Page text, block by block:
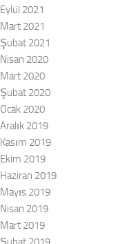
Eylül 2021
Mart 2021
Şubat 2021
Nisan 2020
Mart 2020
Şubat 2020
Ocak 2020
Aralık 2019
Kasım 2019
Ekim 2019
Haziran 2019
Mayıs 2019
Nisan 2019
Mart 2019